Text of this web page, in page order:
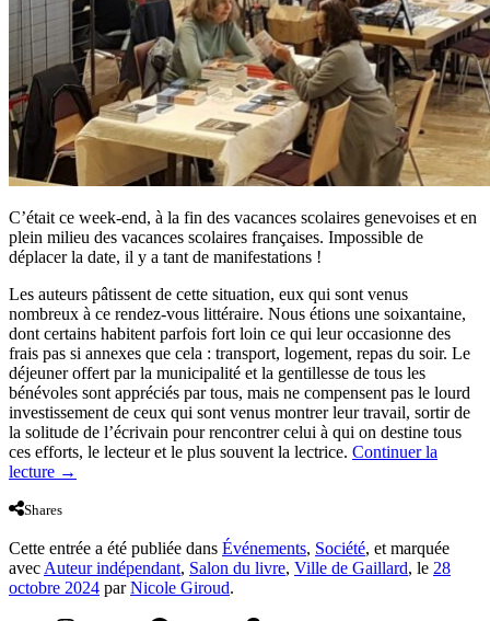
C’était ce week-end, à la fin des vacances scolaires genevoises et en
plein milieu des vacances scolaires françaises. Impossible de
déplacer la date, il y a tant de manifestations !
Les auteurs pâtissent de cette situation, eux qui sont venus
nombreux à ce rendez-vous littéraire. Nous étions une soixantaine,
dont certains habitent parfois fort loin ce qui leur occasionne des
frais pas si annexes que cela : transport, logement, repas du soir. Le
déjeuner offert par la municipalité et la gentillesse de tous les
bénévoles sont appréciés par tous, mais ne compensent pas le lourd
investissement de ceux qui sont venus montrer leur travail, sortir de
la solitude de l’écrivain pour rencontrer celui à qui on destine tous
ces efforts, le lecteur et le plus souvent la lectrice. Continuer la
lecture →
Shares
Cette entrée a été publiée dans Événements, Société, et marquée
avec Auteur indépendant, Salon du livre, Ville de Gaillard, le 28
octobre 2024 parNicole Giroud.